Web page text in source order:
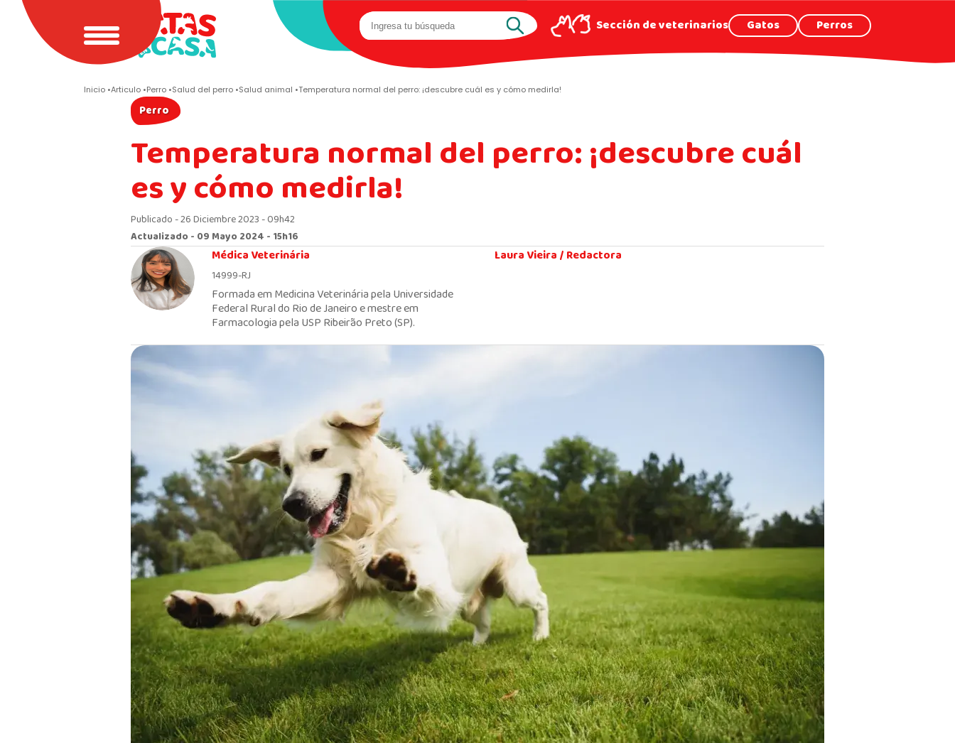
Sección de veterinarios Gatos Perros
Inicio Articulo Perro Salud del perro Salud animal Temperatura normal del perro: ¡descubre cuál es y cómo medirla!
Perro
Temperatura normal del perro: ¡descubre cuál
es y cómo medirla!
Publicado - 26 Diciembre 2023 - 09h42
Actualizado - 09 Mayo 2024 - 15h16
Médica Veterinária
14999-RJ
Formada em Medicina Veterinária pela Universidade
Federal Rural do Rio de Janeiro e mestre em
Farmacologia pela USP Ribeirão Preto (SP).
Laura Vieira /Redactora